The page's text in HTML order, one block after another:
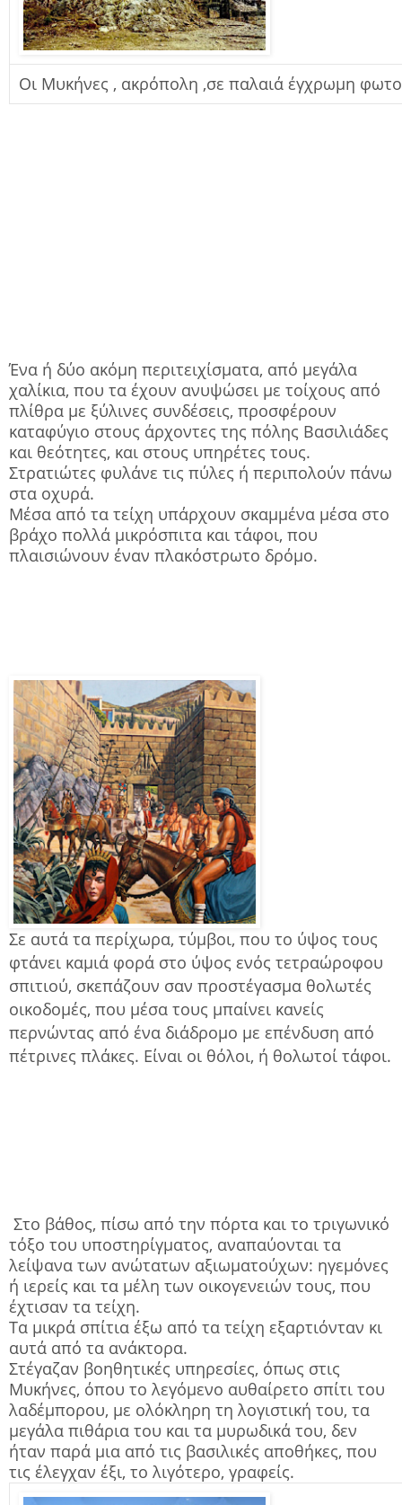
Οι Μυκήνες , ακρόπολη ,σε παλαιά έγχρωμη
Ένα ή δύο ακόμη περιτειχίσματα, από μεγάλα
χαλίκια, που τα έχουν ανυψώσει με τοίχους από
πλίθρα με ξύλινες συνδέσεις, προσφέρουν
καταφύγιο στους άρχοντες της πόλης Βασιλιάδες
και θεότητες, και στους υπηρέτες τους.
Στρατιώτες φυλάνε τις πύλες ή περιπολούν πάνω
στα οχυρά.
Μέσα από τα τείχη υπάρχουν σκαμμένα μέσα στο
βράχο πολλά μικρόσπιτα και τάφοι, που
πλαισιώνουν έναν πλακόστρωτο δρόμο.
Σε αυτά τα περίχωρα, τύμβοι, που το ύψος τους
φτάνει καμιά φορά στο ύψος ενός τετραώροφου
σπιτιού, σκεπάζουν σαν προστέγασμα θολωτές
οικοδομές, που μέσα τους μπαίνει κανείς
περνώντας από ένα διάδρομο με επένδυση από
πέτρινες πλάκες. Είναι οι θόλοι, ή θολωτοί τάφοι.
Στο βάθος, πίσω από την πόρτα και το τριγωνικό
τόξο του υποστηρίγματος, αναπαύονται τα
λείψανα των ανώτατων αξιωματούχων: ηγεμόνες
ή ιερείς και τα μέλη των οικογενειών τους, που
έχτισαν τα τείχη.
Τα μικρά σπίτια έξω από τα τείχη εξαρτιόνταν κι
αυτά από τα ανάκτορα.
Στέγαζαν βοηθητικές υπηρεσίες, όπως στις
Μυκήνες, όπου το λεγόμενο αυθαίρετο σπίτι του
λαδέμπορου, με ολόκληρη τη λογιστική του, τα
μεγάλα πιθάρια του και τα μυρωδικά του, δεν
ήταν παρά μια από τις βασιλικές αποθήκες, που
τις έλεγχαν έξι, το λιγότερο, γραφείς.